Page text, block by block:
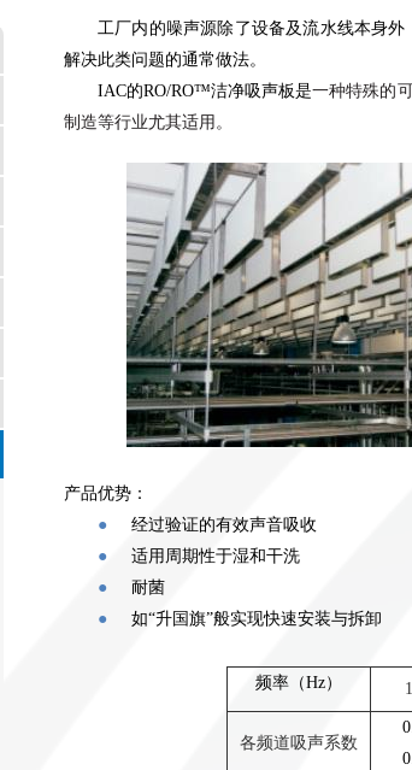
工厂内的噪声源除了设备及流水线本身
解决此类问题的通常做法。
IAC的RO/RO™洁净吸声板是一种特殊的
制造等行业尤其适用。
产品优势：
● 经过验证的有效声音吸收
●
适用周期性于湿和干洗
●
耐菌
●
如“升国旗”般实现快速安装与拆卸
频率（Hz）
各频道吸声系数